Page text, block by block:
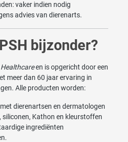
vaker indien nodig
advies van dierenarts.
bijzonder?
en is opgericht door een
meer dan 60 jaar ervaring in
Alle producten worden:
dierenartsen en dermatologen
siliconen, Kathon en kleurstoffen
ingrediënten